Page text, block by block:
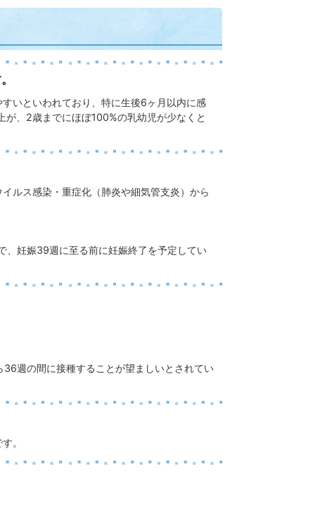
いといわれており、特に生後6ヶ月以内に感
、2歳までにほぼ100%の乳幼児が少なくと
ルス感染・重症化（肺炎や細気管支炎）から
、妊娠39週に至る前に妊娠終了を予定してい
週の間に接種することが望ましいとされてい
。